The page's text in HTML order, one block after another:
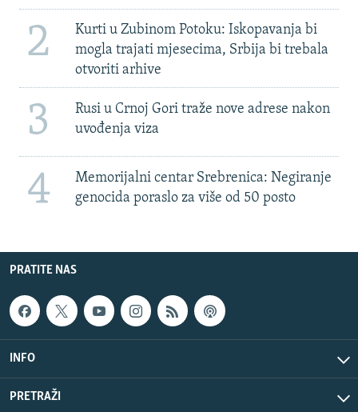
2
Kurti u Zubinom Potoku: Iskopavanja bi
mogla trajati mjesecima, Srbija bi trebala
otvoriti arhive
3
Rusi u Crnoj Gori traže nove adrese nakon
uvođenja viza
4
Memorijalni centar Srebrenica: Negiranje
genocida poraslo za više od 50 posto
PRATITE NAS
INFO
PRETRAŽI